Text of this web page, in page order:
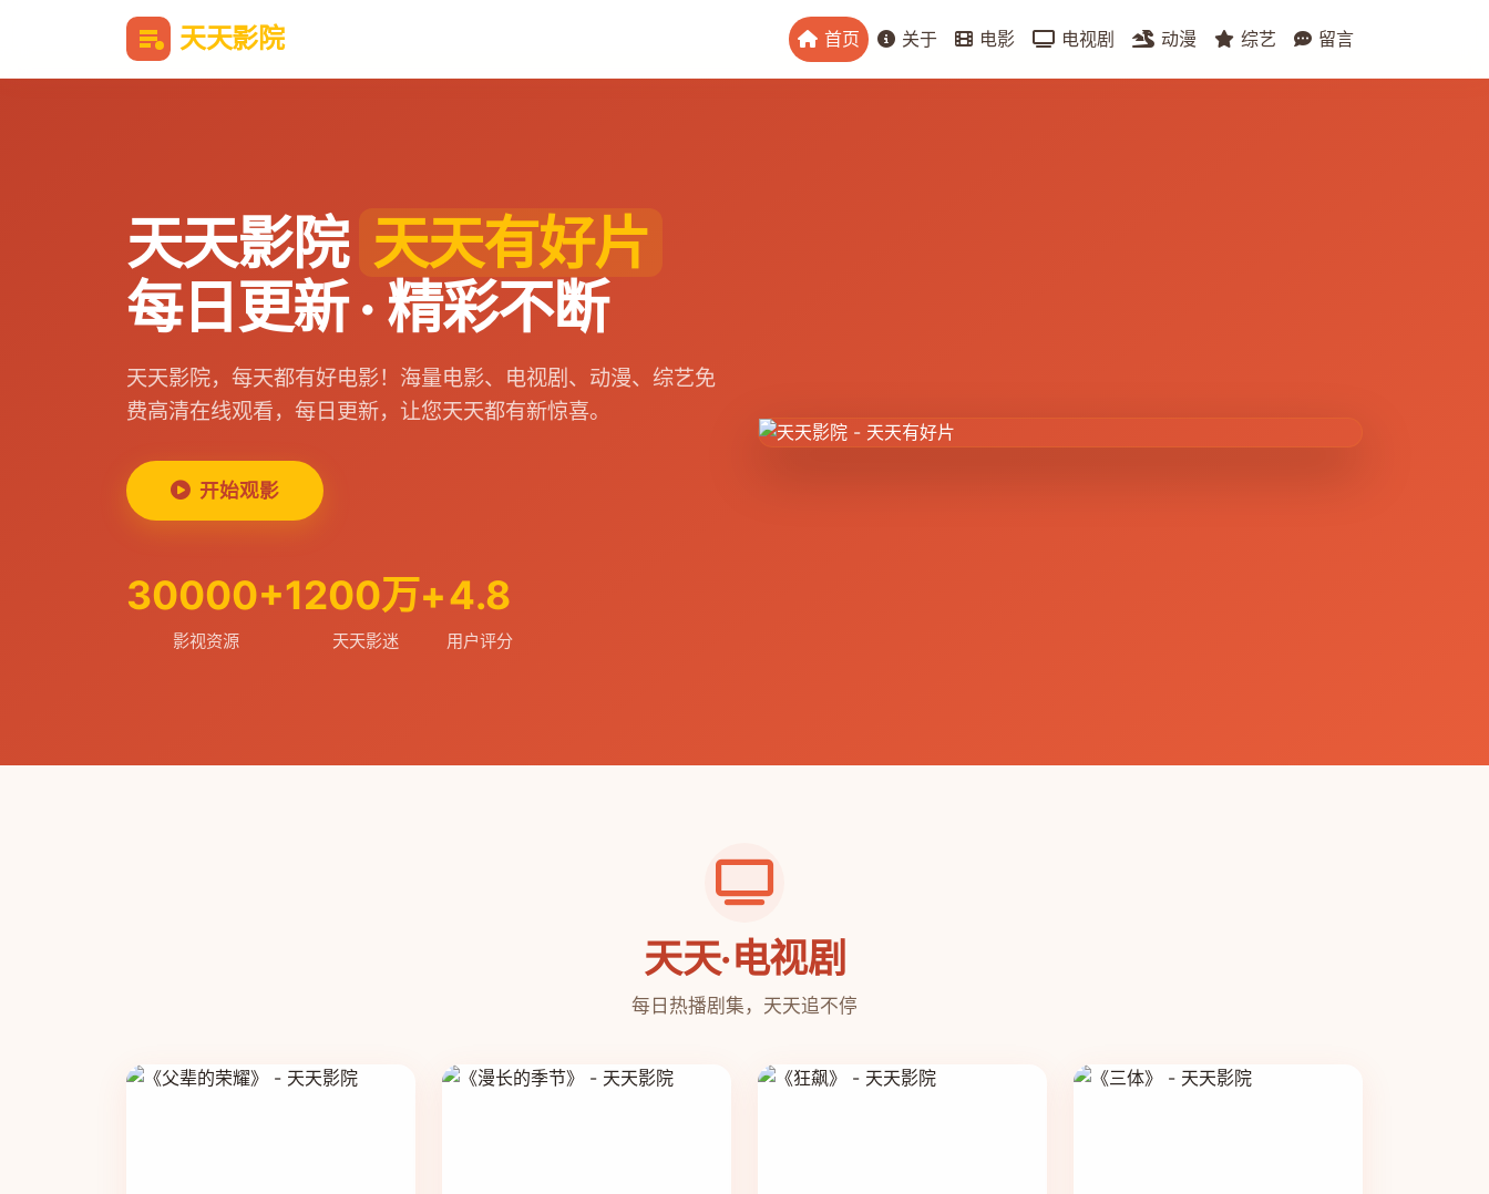
天天影院 首页 关于 电影 电视剧 动漫 综艺 留言
天天影院 天天有好片
每日更新 · 精彩不断
天天影院，每天都有好电影！海量电影、电视剧、动漫、综艺免
费高清在线观看，每日更新，让您天天都有新惊喜。
开始观影
30000+
影视资源
1200万+
天天影迷
4.8
用户评分
天天·电视剧
每日热播剧集，天天追不停